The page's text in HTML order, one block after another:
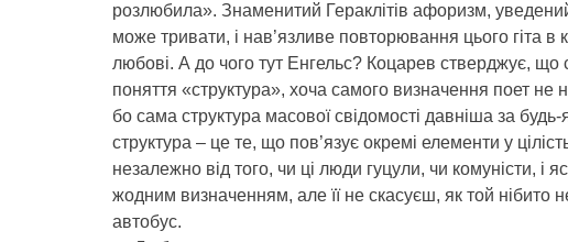
розлюбила». Знаменитий Гераклітів афоризм,
може тривати, і нав’язливе повторювання цього гіта в
любові. А до чого тут Енгельс? Коцарев стверджує, що
поняття «структура», хоча самого визначення поет
бо сама структура масової свідомості давніша за
структура – це те, що пов’язує окремі елементи у
незалежно від того, чи ці люди гуцули, чи комуністи, і
жодним визначенням, але її не скасуєш, як той нібито
автобус.